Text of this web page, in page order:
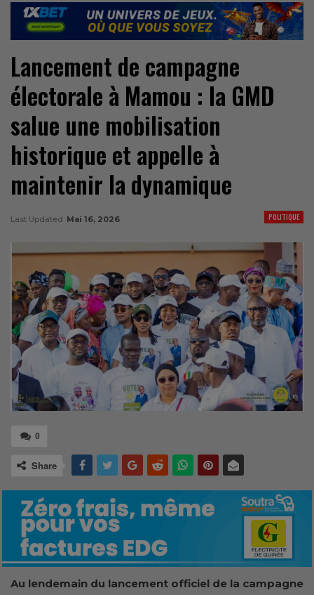
Lancement de campagne
électorale à Mamou : la GMD
salue une mobilisation
historique et appelle à
maintenir la dynamique
POLITIQUE
Last Updated Mai 16, 2026
0
Share
Au lendemain du lancement officiel de la campagne